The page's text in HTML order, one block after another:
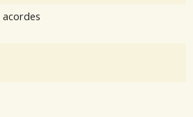
acordes